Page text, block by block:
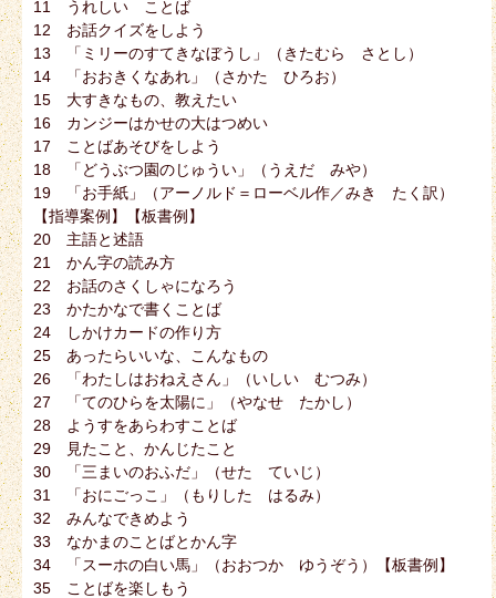
11 うれしい ことば
12 お話クイズをしよう
13 「ミリーのすてきなぼうし」（きたむら さとし）
14 「おおきくなあれ」（さかた ひろお）
15 大すきなもの、教えたい
16 カンジーはかせの大はつめい
17 ことばあそびをしよう
18 「どうぶつ園のじゅうい」（うえだ みや）
19 「お手紙」（アーノルド＝ローベル作／みき たく訳）
【指導案例】【板書例】
20 主語と述語
21 かん字の読み方
22 お話のさくしゃになろう
23 かたかなで書くことば
24 しかけカードの作り方
25 あったらいいな、こんなもの
26 「わたしはおねえさん」（いしい むつみ）
27 「てのひらを太陽に」（やなせ たかし）
28 ようすをあらわすことば
29 見たこと、かんじたこと
30 「三まいのおふだ」（せた ていじ）
31 「おにごっこ」（もりした はるみ）
32 みんなできめよう
33 なかまのことばとかん字
34 「スーホの白い馬」（おおつか ゆうぞう）【板書例】
35 ことばを楽しもう